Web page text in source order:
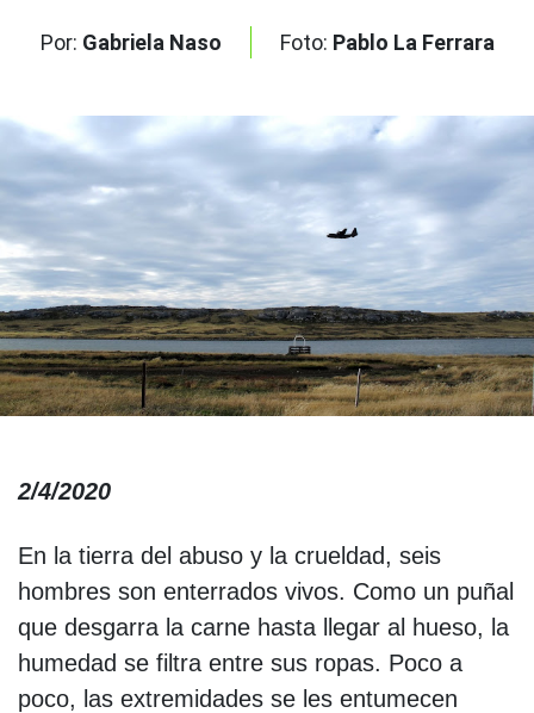
Por: Gabriela Naso Foto: Pablo La Ferrara
2/4/2020
En la tierra del abuso y la crueldad, seis
hombres son enterrados vivos. Como un puñal
que desgarra la carne hasta llegar al hueso, la
humedad se filtra entre sus ropas. Poco a
poco, las extremidades se les entumecen